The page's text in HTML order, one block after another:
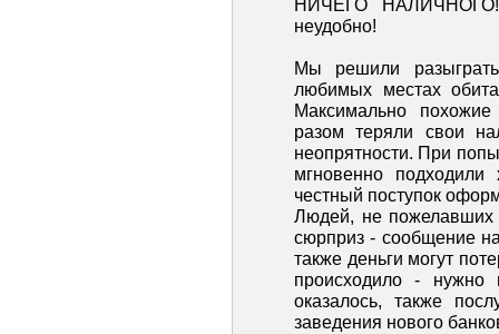
НИЧЕГО НАЛИЧНОГО!
неудобно!
Мы решили
любимых местах
Максимально
разом теряли свои
неопрятности. При
мгновенно
честный поступок
Людей, не пожелавших
сюрприз - сообщение
также деньги могут
происходило - нужно
оказалось, также
заведения нового